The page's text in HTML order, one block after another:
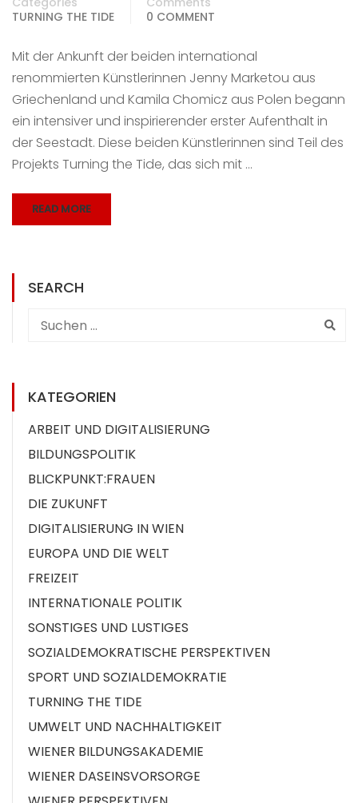
TURNING THE TIDE
0 COMMENT
Mit der Ankunft der beiden international
renommierten Künstlerinnen Jenny Marketou aus
Griechenland und Kamila Chomicz aus Polen begann
ein intensiver und inspirierender erster Aufenthalt in
der Seestadt. Diese beiden Künstlerinnen sind Teil des
Projekts Turning the Tide, das sich mit …
READ MORE
SEARCH
KATEGORIEN
ARBEIT UND DIGITALISIERUNG
BILDUNGSPOLITIK
BLICKPUNKT:FRAUEN
DIE ZUKUNFT
DIGITALISIERUNG IN WIEN
EUROPA UND DIE WELT
FREIZEIT
INTERNATIONALE POLITIK
SONSTIGES UND LUSTIGES
SOZIALDEMOKRATISCHE PERSPEKTIVEN
SPORT UND SOZIALDEMOKRATIE
TURNING THE TIDE
UMWELT UND NACHHALTIGKEIT
WIENER BILDUNGSAKADEMIE
WIENER DASEINSVORSORGE